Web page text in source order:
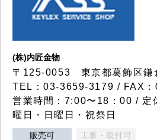
(株)内匠金物
〒125-0053 東京都葛飾区鎌
TEL：03-3659-3179 / FAX
営業時間：7:00〜18：00 / 定
曜日・日曜日・祝祭日
販売可 工事・取付可